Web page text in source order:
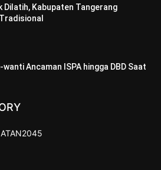
Dilatih, Kabupaten Tangerang
Ancaman ISPA hingga DBD Saat
2045